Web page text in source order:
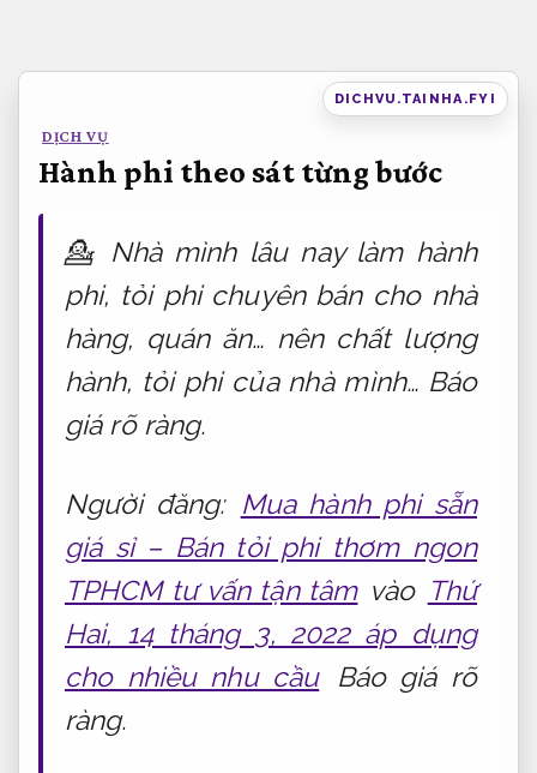
dung
DICHVU.TAINHA.FYI
DỊCH VỤ
Hành phi theo sát từng bước
💁 Nhà mình lâu nay làm hành
phi, tỏi phi chuyên bán cho nhà
hàng, quán ăn… nên chất lượng
hành, tỏi phi của nhà mình… Báo
giá rõ ràng.
Người đăng: Mua hành phi sẵn
giá sỉ – Bán tỏi phi thơm ngon
TPHCM tư vấn tận tâm vào Thứ
Hai, 14 tháng 3, 2022 áp dụng
cho nhiều nhu cầu
Báo giá rõ
ràng.